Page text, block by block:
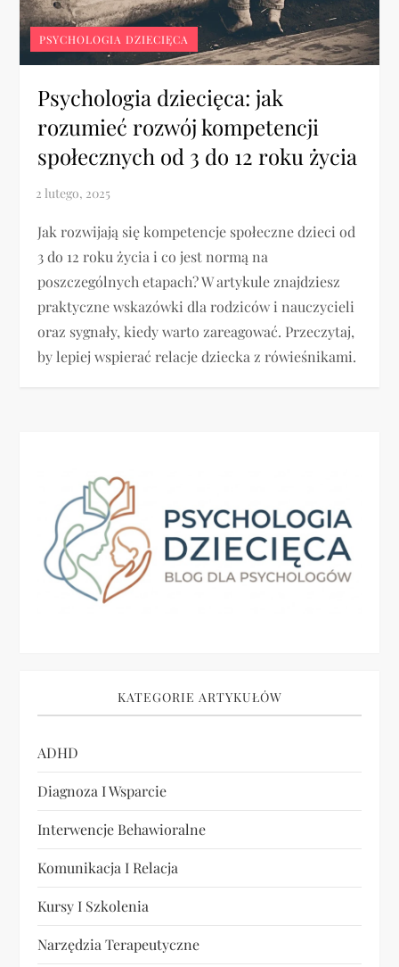
PSYCHOLOGIA DZIECIĘCA
Psychologia dziecięca: jak
rozumieć rozwój kompetencji
społecznych od 3 do 12 roku życia
Jak rozwijają się kompetencje społeczne dzieci od
3 do 12 roku życia i co jest normą na
poszczególnych etapach? W artykule znajdziesz
praktyczne wskazówki dla rodziców i nauczycieli
oraz sygnały, kiedy warto zareagować. Przeczytaj,
by lepiej wspierać relacje dziecka z rówieśnikami.
KATEGORIE ARTYKUŁÓW
ADHD
Diagnoza I Wsparcie
Interwencje Behawioralne
Komunikacja I Relacja
Kursy I Szkolenia
Narzędzia Terapeutyczne